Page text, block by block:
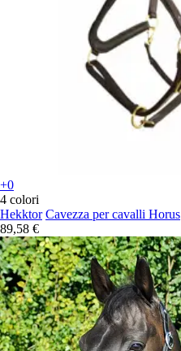
+0
4 colori
Hekktor Cavezza per cavalli Horus
89,58 €